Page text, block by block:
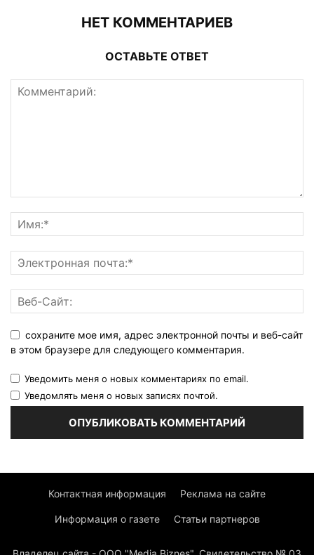
НЕТ КОММЕНТАРИЕВ
ОСТАВЬТЕ ОТВЕТ
сохраните мое имя, адрес электронной почты и веб-сайт
в этом браузере для следующего комментария.
Уведомить меня о новых комментариях по email.
Уведомлять меня о новых записях почтой.
Контактная информация Реклама на сайте
Информация о газете Статьи партнеров